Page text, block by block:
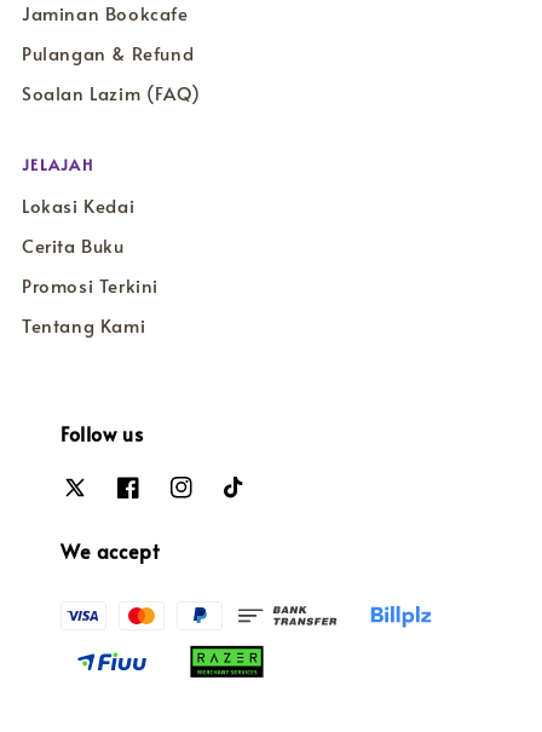
Jaminan Bookcafe
Pulangan & Refund
Soalan Lazim (FAQ)
JELAJAH
Lokasi Kedai
Cerita Buku
Promosi Terkini
Tentang Kami
Follow us
We accept